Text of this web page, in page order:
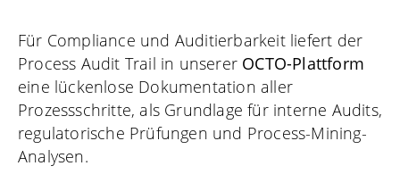
Für Compliance und Auditierbarkeit liefert der
Process Audit Trail in unserer OCTO-Plattform
eine lückenlose Dokumentation aller
Prozessschritte, als Grundlage für interne Audits,
regulatorische Prüfungen und Process-Mining-
Analysen.